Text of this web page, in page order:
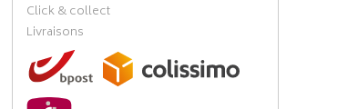
Click & collect
Livraisons